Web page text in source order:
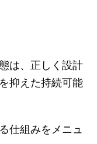
は、正しく設計
抑えた持続可能
仕組みをメニュ